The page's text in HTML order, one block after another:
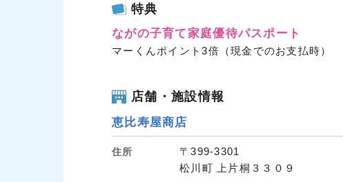
特典
ながの子育て家庭優待パスポート
マーくんポイント3倍（現金でのお支払時）
店舗・施設情報
恵比寿屋商店
住所
〒399-3301
松川町 上片桐３３０９